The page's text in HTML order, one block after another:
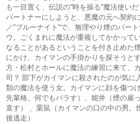
も一目置く、伝説の"時を操る"魔法使い
パートナーにしようと、悪魔の元へ契
／"ブルーナイト"で、無理やり煙のパー
ウ。ごくまれに魔法が重複してかかって
なることがあるということを付き止めた
にかけ、カイマンの手掛かりを探そうと
方・松村とホールに魔法の練習に来て、
司？ 部下がカイマンに殺されたのが気に
類の魔法を使う女。カイマンに顔を傷つ
先輩格。何でもバラす）、能井（煙の雇
直す） 、栗鼠（カイマンの口の中の男
後逃走）